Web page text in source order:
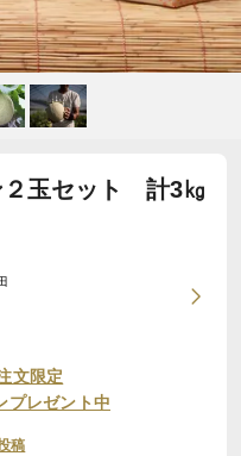
２玉セット 計3㎏
文限定
プレゼント中
稿